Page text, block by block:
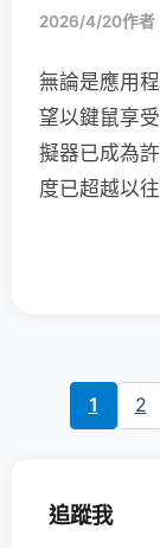
2026/4/20作者
無論是應用
望以鍵鼠享
擬器已成為
度已超越以往
1 2
追蹤我